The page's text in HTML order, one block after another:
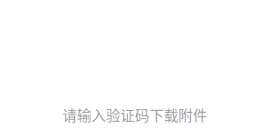
请输入验证码下载附件